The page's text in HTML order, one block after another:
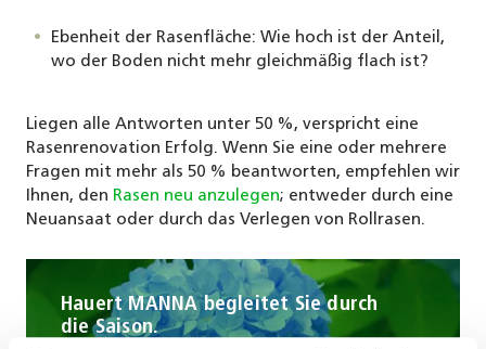
Ebenheit der Rasenfläche: Wie hoch ist der Anteil,
wo der Boden nicht mehr gleichmäßig flach ist?
Liegen alle Antworten unter 50 %, verspricht eine
Rasenrenovation Erfolg. Wenn Sie eine oder mehrere
Fragen mit mehr als 50 % beantworten, empfehlen wir
Ihnen, den Rasen neu anzulegen; entweder durch eine
Neuansaat oder durch das Verlegen von Rollrasen.
Hauert MANNA begleitet Sie durch
die Saison.